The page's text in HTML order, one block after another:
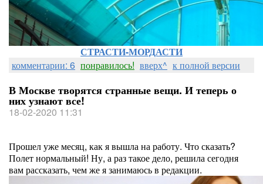
СТРАСТИ-МОРДАСТИ
комментарии: 6 понравилось! вверх^ к полной версии
В Москве творятся странные вещи. И теперь о
них узнают все!
18-02-2020 11:31
Прошел уже месяц, как я вышла на работу. Что сказать?
Полет нормальный! Ну, а раз такое дело, решила сегодня
вам рассказать, чем же я занимаюсь в редакции.